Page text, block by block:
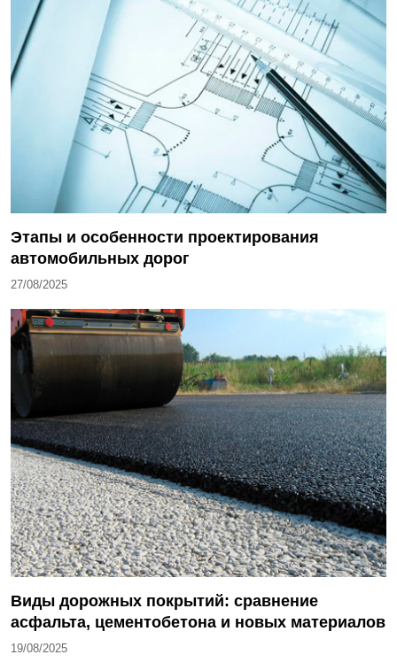
Этапы и особенности проектирования
автомобильных дорог
27/08/2025
Виды дорожных покрытий: сравнение
асфальта, цементобетона и новых материалов
19/08/2025